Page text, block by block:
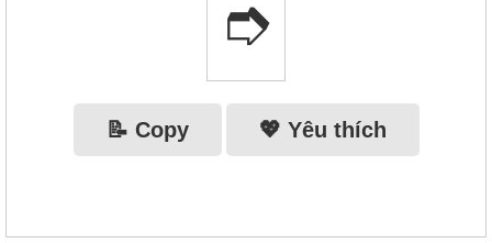
➮
📝 Copy 💖 Yêu thích